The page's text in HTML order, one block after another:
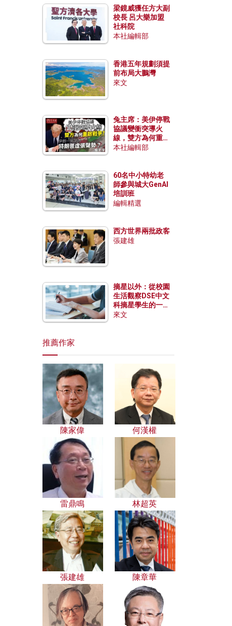
梁鏡威獲任方大副
校長 呂大樂加盟
社科院
本社編輯部
香港五年規劃須提
前布局大鵬灣
來文
兔主席：美伊停戰
協議變衝突導火
線，雙方為何重啟
戰爭？伊朗一早洞
本社編輯部
60名中小特幼老
師參與城大GenAI
培訓班
編輯精選
西方世界兩批政客
張建雄
摘星以外：從校園
生活觀察DSE中文
科摘星學生的一點
特質
來文
推薦作家
陳家偉 何漢權
雷鼎鳴 林超英
張建雄 陳章華